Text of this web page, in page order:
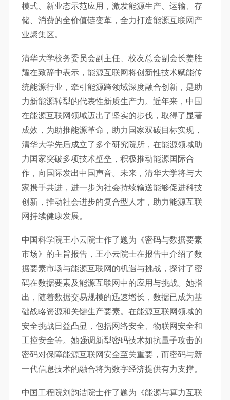
模式、新业态示范应用，激发能源生产、运输、存
储、消费的全价值链变革，全力打造能源互联网产
业聚集区。
清华大学校务委员会副主任、校友总会副会长姜胜
耀在致辞中表示，能源互联网将创新性技术赋能传
统能源行业，牵引能源跨领域深度融合创新，是助
力新能源转型的代表性新质生产力。近年来，中国
在能源互联网领域迈出了坚实的步伐，取得了显著
成效，为助推能源革命，助力国家双碳目标实现，
清华大学先后成立了多个研究院所，在能源领域助
力国家突破多项技术壁垒，积极推动能源国际合
作，向国际发出中国声音。未来，清华大学将与大
家携手共进，进一步为社会持续输送能够促进科技
创新，推动社会进步的复合型人才，助力能源互联
网持续健康发展。
中国科学院王小云院士作了题为《密码与数据要素
市场》的主旨报告，王小云院士在报告中介绍了数
据要素市场与能源互联网的机遇与挑战，探讨了密
码在数据要素及能源互联网中的应用与挑战。她指
出，随着数据交易规模的迅速增长，数据已成为基
础战略资源和关键生产要素。在能源互联网领域的
安全挑战日益凸显，包括网络安全、物联网安全和
工控安全等。她强调新型密码技术如抗量子攻击的
密码对保障能源互联网安全至关重要，而密码与新
一代信息技术的融合将为数字经济提供有力支撑。
中国工程院刘韵洁院士作了题为《能源与算力互联